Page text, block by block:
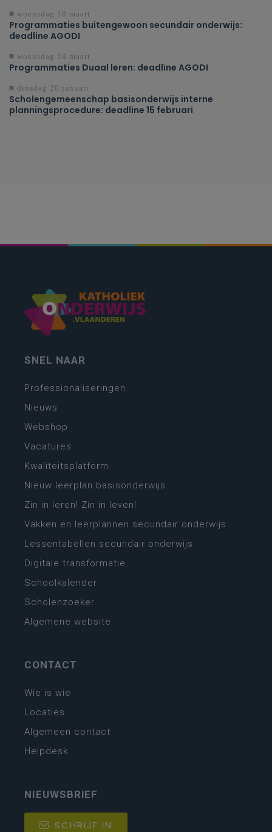
woensdag 18 maart
Programmaties buitengewoon secundair onderwijs:
deadline AGODI
woensdag 18 maart
Programmaties Duaal leren: deadline AGODI
dinsdag 20 januari
Scholengemeenschap basisonderwijs interne
planningsprocedure: deadline 15 februari
SNEL NAAR
Professionaliseringen
Nieuws
Webshop
Vacatures
Kwaliteitsplatform
Nieuw leerplan basisonderwijs
Zin in leren! Zin in leven!
Vakken en leerplannen secundair onderwijs
Lessentabellen secundair onderwijs
Digitale transformatie
Schoolkalender
Scholenzoeker
Algemene website
CONTACT
Wie is wie
Locaties
Algemeen contact
Helpdesk
NIEUWSBRIEF
SCHRIJF IN